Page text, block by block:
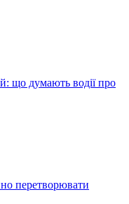
що думають водії про
перетворювати